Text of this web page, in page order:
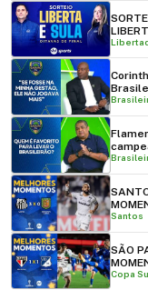
Santos
SÃO
Copa